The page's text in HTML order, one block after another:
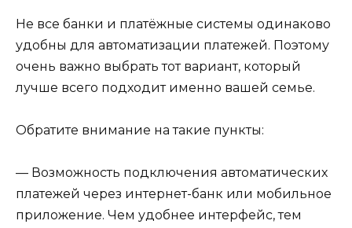
Не все банки и платёжные системы одинаково
удобны для автоматизации платежей. Поэтому
очень важно выбрать тот вариант, который
лучше всего подходит именно вашей семье.
Обратите внимание на такие пункты:
— Возможность подключения автоматических
платежей через интернет-банк или мобильное
приложение. Чем удобнее интерфейс, тем